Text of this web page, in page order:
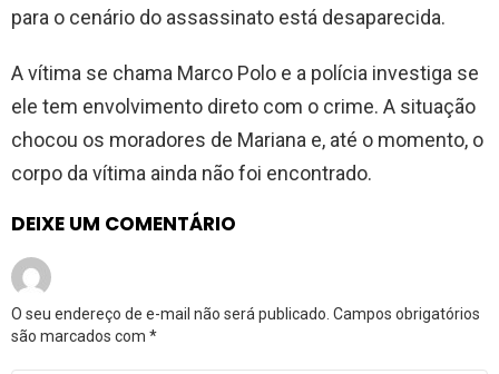
para o cenário do assassinato está desaparecida.
A vítima se chama Marco Polo e a polícia investiga se
ele tem envolvimento direto com o crime. A situação
chocou os moradores de Mariana e, até o momento, o
corpo da vítima ainda não foi encontrado.
DEIXE UM COMENTÁRIO
O seu endereço de e-mail não será publicado. Campos obrigatórios
são marcados com *